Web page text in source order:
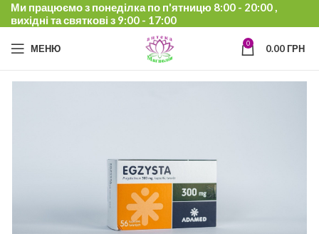
Ми працюємо з понеділка по п'ятницю 8:00 - 20:00 ,
вихідні та святкові з 9:00 - 17:00
МЕНЮ 0 0.00ГРН